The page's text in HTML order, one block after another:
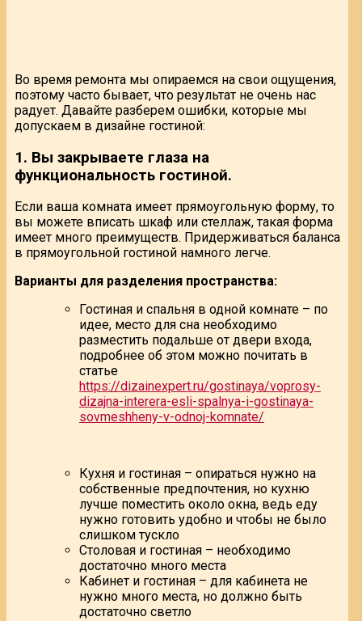
Во время ремонта мы опираемся на свои ощущения,
поэтому часто бывает, что результат не очень нас
радует. Давайте разберем ошибки, которые мы
допускаем в дизайне гостиной:
1. Вы закрываете глаза на
функциональность гостиной.
Если ваша комната имеет прямоугольную форму, то
вы можете вписать шкаф или стеллаж, такая форма
имеет много преимуществ. Придерживаться баланса
в прямоугольной гостиной намного легче.
Варианты для разделения пространства:
Гостиная и спальня в одной комнате – по
идее, место для сна необходимо
разместить подальше от двери входа,
подробнее об этом можно почитать в
статье
https://dizainexpert.ru/gostinaya/voprosy-
dizajna-interera-esli-spalnya-i-gostinaya-
sovmeshheny-v-odnoj-komnate/
Кухня и гостиная – опираться нужно на
собственные предпочтения, но кухню
лучше поместить около окна, ведь еду
нужно готовить удобно и чтобы не было
слишком тускло
Столовая и гостиная – необходимо
достаточно много места
Кабинет и гостиная – для кабинета не
нужно много места, но должно быть
достаточно светло